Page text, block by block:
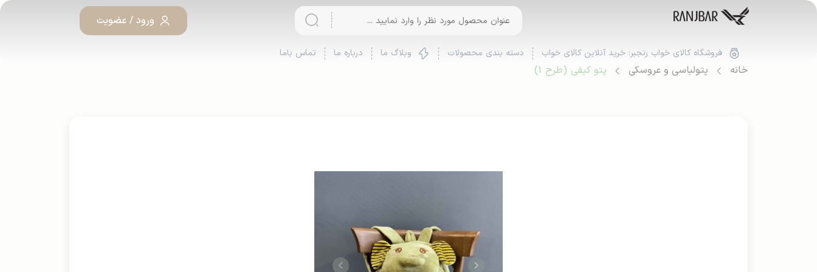
ورود / عضویت
فروشگاه کالای خواب رنجبر: خرید آنلاین کالای خواب دسته بندی محصولات وبلاگ ما درباره ما تماس باما
خانه پتولباسی و عروسکی پتو کیفی (طرح 1)